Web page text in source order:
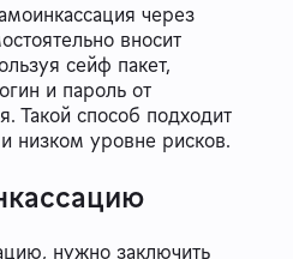
через
вносит
сейф пакет,
и пароль от
Такой способ подходит
низком уровне рисков.
нужно заключить